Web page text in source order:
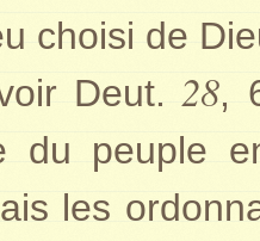
choisi de
Deut. 28,
du peuple
les